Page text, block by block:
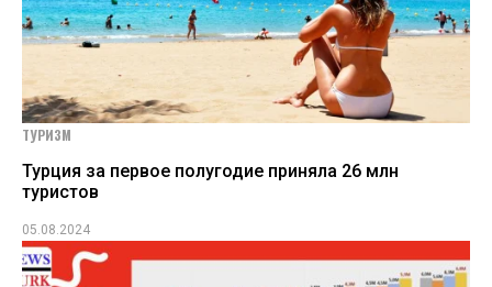
ТУРИЗМ
Турция за первое полугодие приняла 26 млн
туристов
05.08.2024